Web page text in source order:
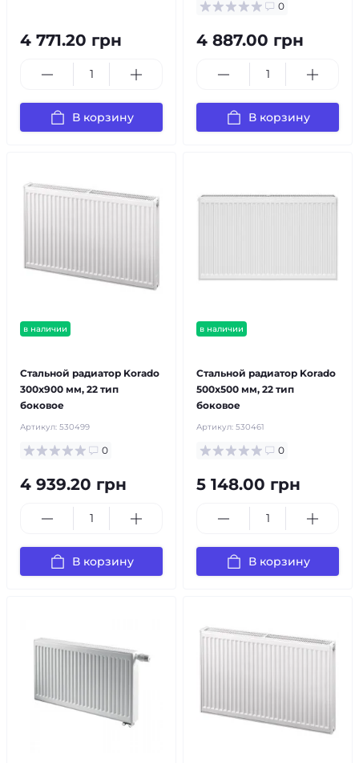
4 771.20 грн
В корзину
0
4 887.00 грн
В корзину
в наличии
Стальной радиатор Korado
300x900 мм, 22 тип
боковое
Артикул: 530499
0
4 939.20 грн
В корзину
в наличии
Стальной радиатор Korado
500x500 мм, 22 тип
боковое
Артикул: 530461
0
5 148.00 грн
В корзину